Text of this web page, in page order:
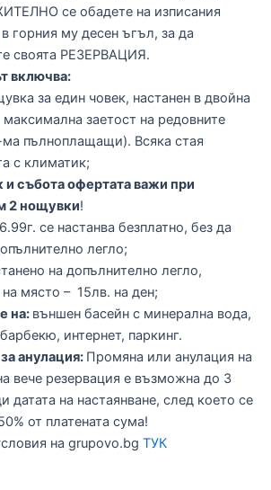
се обадете на изписания
горния му десен ъгъл, за да
своята РЕЗЕРВАЦИЯ.
включва:
за един човек, настанен в двойна
максимална заетост на редовните
ма пълноплащащи). Всяка стая
с климатик;
и събота офертата важи при
2 нощувки!
се настанва безплатно, без да
легло;
на допълнително легло,
място – 15лв. на ден;
на: външен басейн с минерална вода,
интернет, паркинг.
анулация: Промяна или анулация на
вече резервация е възможна до 3
датата на настаянване, след което се
от платената сума!
на grupovo.bg ТУК